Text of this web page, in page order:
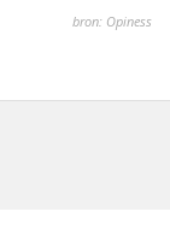
bron: Opiness